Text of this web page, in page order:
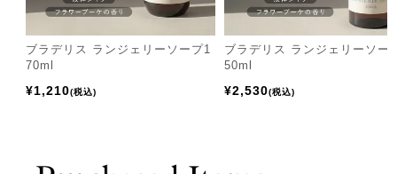
ブラデリス ランジェリーソープ1
70ml
¥1,210 税込
ブラデリス ランジェリーソー
50ml
¥2,530 税込